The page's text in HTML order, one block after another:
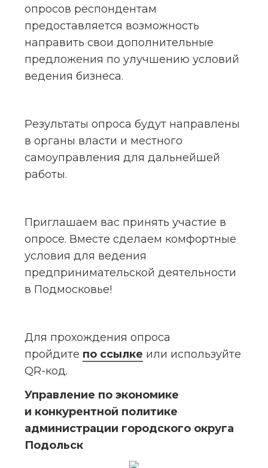
опросов респондентам
предоставляется возможность
направить свои дополнительные
предложения по улучшению условий
ведения бизнеса.
Результаты опроса будут направлены
в органы власти и местного
самоуправления для дальнейшей
работы.
Приглашаем вас принять участие в
опросе. Вместе сделаем комфортные
условия для ведения
предпринимательской деятельности
в Подмосковье!
Для прохождения опроса
пройдите по ссылке или используйте
QR-код.
Управление по экономике
и конкурентной политике
администрации городского округа
Подольск